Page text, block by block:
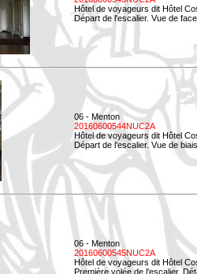
Hôtel de voyageurs dit Hôtel
Départ de l'escalier. Vue de
06 - Menton
20160600544NUC2A
Hôtel de voyageurs dit Hôtel
Départ de l'escalier. Vue de
06 - Menton
20160600545NUC2A
Hôtel de voyageurs dit Hôtel
Première volée de l'escalier.